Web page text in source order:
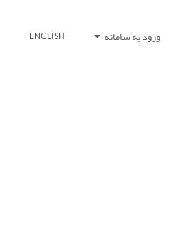
ورود به سامانه ENGLISH